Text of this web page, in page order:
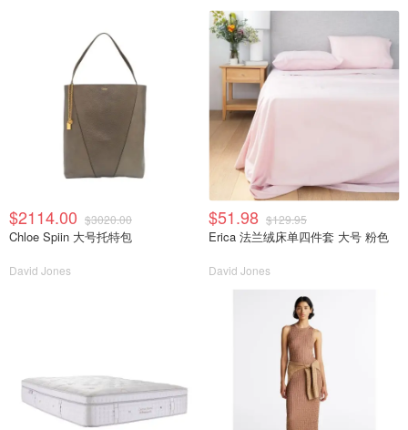
$2114.00 $3020.00
Chloe Spiin 大号托特包
David Jones
$51.98 $129.95
Erica 法兰绒床单四件套 大号 粉色
David Jones